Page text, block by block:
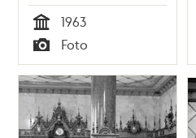
Tid
1963
Typ
Foto